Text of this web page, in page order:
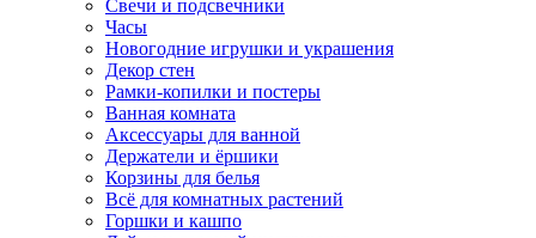
Свечи и подсвечники
Часы
Новогодние игрушки и украшения
Декор стен
Рамки-копилки и постеры
Ванная комната
Аксессуары для ванной
Держатели и ёршики
Корзины для белья
Всё для комнатных растений
Горшки и кашпо